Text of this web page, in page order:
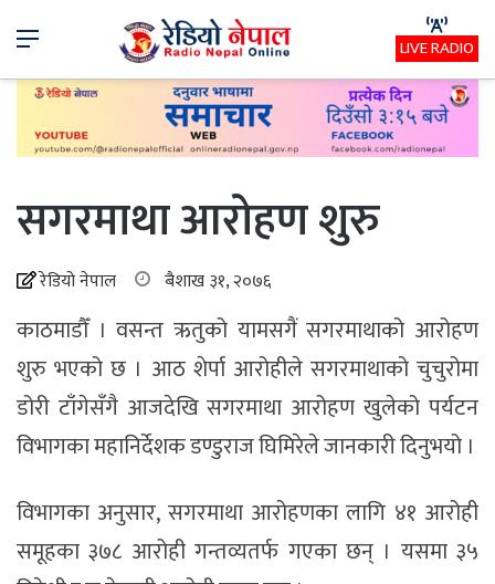
Menu LIVE RADIO
सगरमाथा आरोहण शुरु
रेडियो नेपाल बैशाख ३१, २०७६
काठमाडौँ । वसन्त ऋतुको यामसगैं सगरमाथाको आरोहण
शुरु भएको छ । आठ शेर्पा आरोहीले सगरमाथाको चुचुरोमा
डोरी टाँगेसँगै आजदेखि सगरमाथा आरोहण खुलेको पर्यटन
विभागका महानिर्देशक डण्डुराज घिमिरेले जानकारी दिनुभयो ।
विभागका अनुसार, सगरमाथा आरोहणका लागि ४१ आरोही
समूहका ३७८ आरोही गन्तव्यतर्फ गएका छन् । यसमा ३५